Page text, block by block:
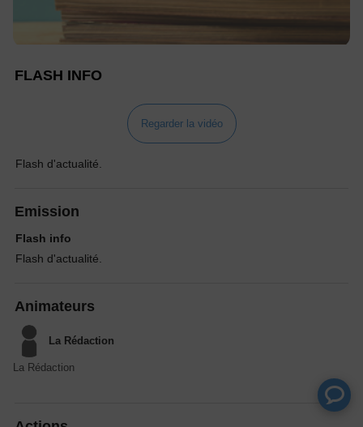
FLASH INFO
Regarder la vidéo
Flash d'actualité.
Emission
Flash info
Flash d'actualité.
Animateurs
La Rédaction
La Rédaction